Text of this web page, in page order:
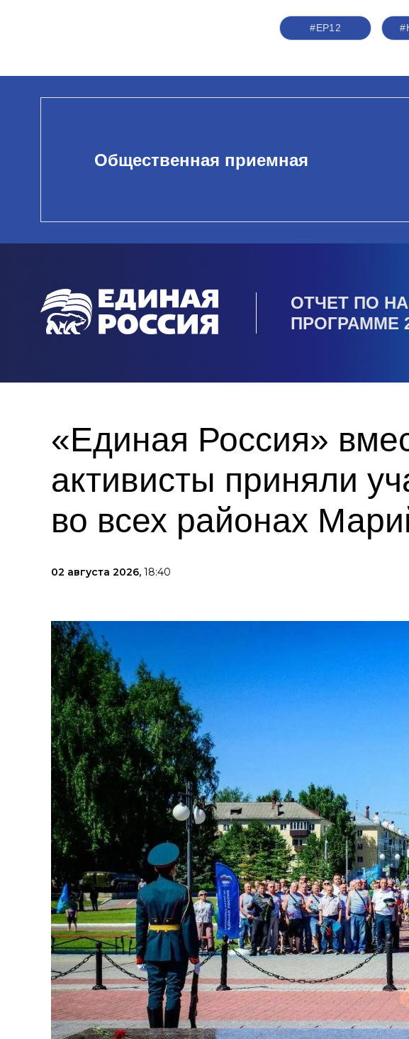
#ЕР12
Общественная приемная
ОТЧЕТ ПО
ПРОГРАММЕ
«Единая Россия»
активисты приняли
во всех районах
02 августа 2026, 18:40